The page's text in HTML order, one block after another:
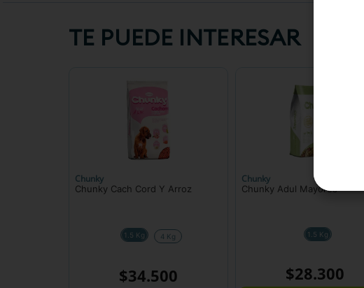
TE PUEDE INTERESAR
Chunky
Chunky Cach Cord Y Arroz
1.5 Kg 4 Kg
$34.500
Chunky
Chunky Adul Mayores
1.5 Kg
$28.300